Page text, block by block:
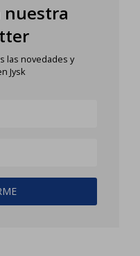
nuestra
las novedades y
Jysk